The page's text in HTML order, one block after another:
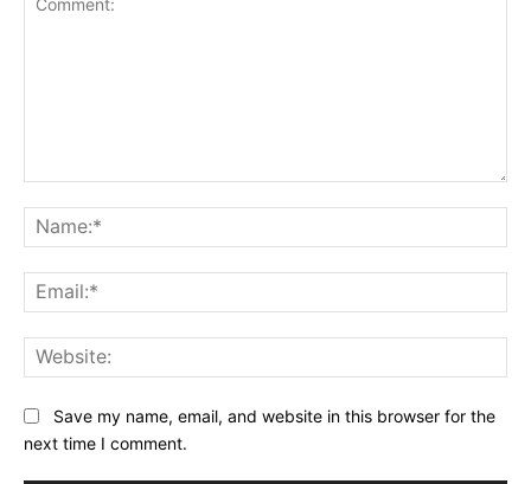
Save my name, email, and website in this browser for the
next time I comment.